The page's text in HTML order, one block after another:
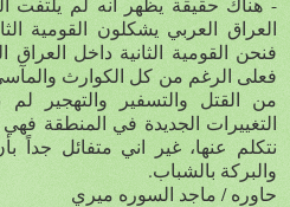
العراق العربي يشكلون القومية
فنحن القومية الثانية داخل
فعلى الرغم من كل الكوارث
من القتل والتسفير والتهجير
التغييرات الجديدة في المنطقة
نتكلم عنها، غير اني متفائل جداً
والبركة بالشباب.
حاوره / ماجد السوره ميري